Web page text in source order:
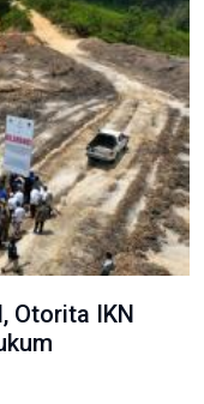
Otorita IKN